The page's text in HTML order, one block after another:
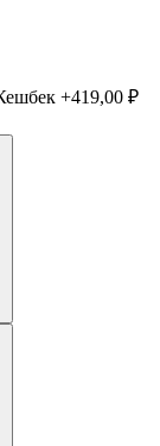
+419,00 ₽